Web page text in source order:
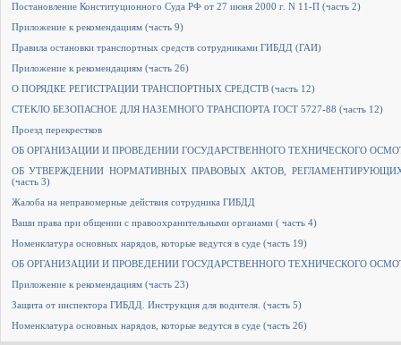
Постановление Конституционного Суда РФ от 27 июня 2000 г. N 11-П (часть 2)
Приложение к рекомендациям (часть 9)
Правила остановки транспортных средств сотрудниками ГИБДД (ГАИ)
Приложение к рекомендациям (часть 26)
О ПОРЯДКЕ РЕГИСТРАЦИИ ТРАНСПОРТНЫХ СРЕДСТВ (часть 12)
СТЕКЛО БЕЗОПАСНОЕ ДЛЯ НАЗЕМНОГО ТРАНСПОРТА ГОСТ 5727-88 (часть 12)
Проезд перекрестков
ОБ ОРГАНИЗАЦИИ И ПРОВЕДЕНИИ ГОСУДАРСТВЕННОГО ТЕХНИЧЕСКОГО
ОБ УТВЕРЖДЕНИИ НОРМАТИВНЫХ ПРАВОВЫХ АКТОВ,
(часть 3)
Жалоба на неправомерные действия сотрудника ГИБДД
Ваши права при общении с правоохранительными органами ( часть 4)
Номенклатура основных нарядов, которые ведутся в суде (часть 19)
ОБ ОРГАНИЗАЦИИ И ПРОВЕДЕНИИ ГОСУДАРСТВЕННОГО ТЕХНИЧЕСКОГО
Приложение к рекомендациям (часть 23)
Защита от инспектора ГИБДД. Инструкция для водителя. (часть 5)
Номенклатура основных нарядов, которые ведутся в суде (часть 26)